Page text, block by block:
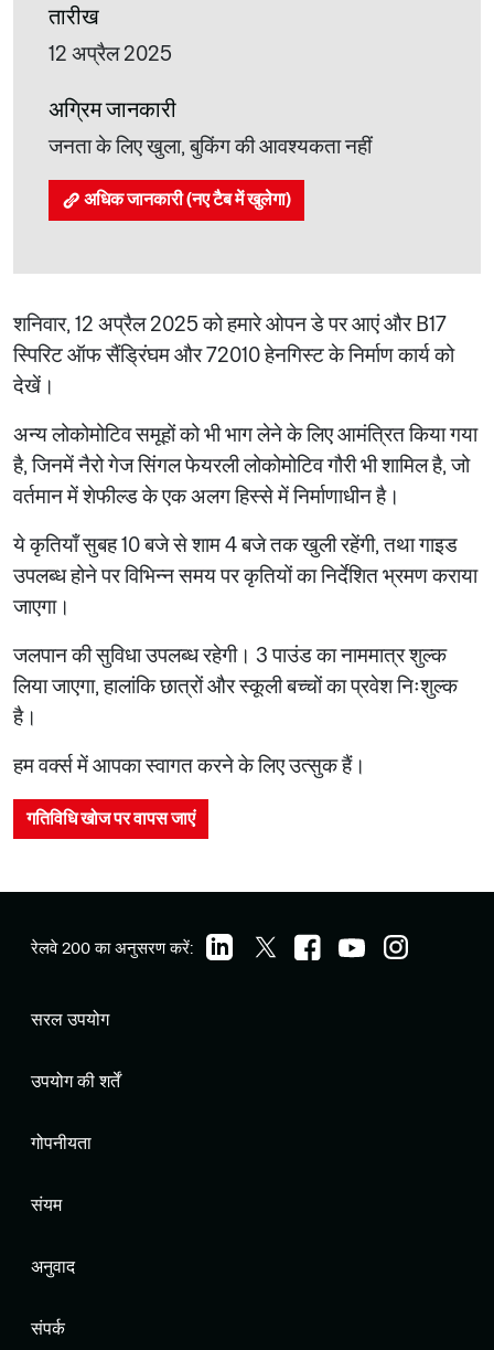
तारीख
12 अप्रैल 2025
अग्रिम जानकारी
जनता के लिए खुला, बुकिंग की आवश्यकता नहीं
अधिक जानकारी (नए टैब में खुलेगा)
शनिवार, 12 अप्रैल 2025 को हमारे ओपन डे पर आएं और B17
स्पिरिट ऑफ सैंड्रिंघम और 72010 हेनगिस्ट के निर्माण कार्य को
देखें।
अन्य लोकोमोटिव समूहों को भी भाग लेने के लिए आमंत्रित किया गया
है, जिनमें नैरो गेज सिंगल फेयरली लोकोमोटिव गौरी भी शामिल है, जो
वर्तमान में शेफील्ड के एक अलग हिस्से में निर्माणाधीन है।
ये कृतियाँ सुबह 10 बजे से शाम 4 बजे तक खुली रहेंगी, तथा गाइड
उपलब्ध होने पर विभिन्न समय पर कृतियों का निर्देशित भ्रमण कराया
जाएगा।
जलपान की सुविधा उपलब्ध रहेगी। 3 पाउंड का नाममात्र शुल्क
लिया जाएगा, हालांकि छात्रों और स्कूली बच्चों का प्रवेश निःशुल्क
है।
हम वर्क्स में आपका स्वागत करने के लिए उत्सुक हैं।
गतिविधि खोज पर वापस जाएं
रेलवे 200 का अनुसरण करें:
सरल उपयोग
उपयोग की शर्तें
गोपनीयता
संयम
अनुवाद
संपर्क